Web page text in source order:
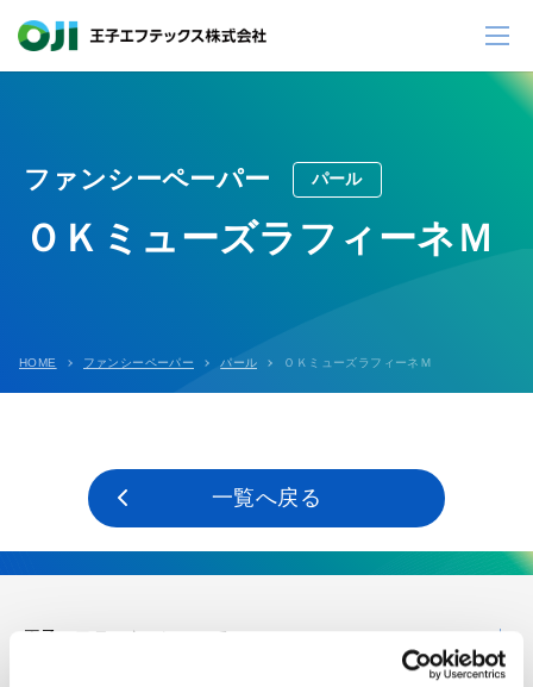
ファンシーペーパー パール
ＯＫミューズラフィーネＭ
HOME ファンシーペーパー パール ＯＫミューズラフィーネＭ
一覧へ戻る
王子エフテックスについて